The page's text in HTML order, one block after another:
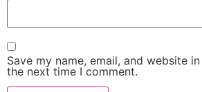
Save my name, email, and website
the next time I comment.